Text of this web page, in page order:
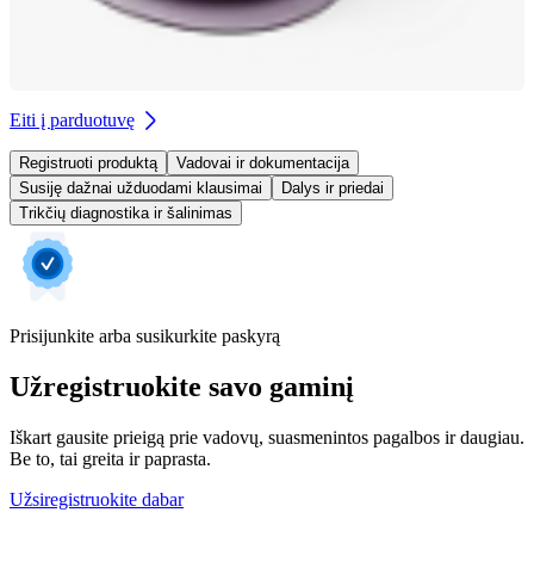
Eiti į parduotuvę
Registruoti produktą
Vadovai ir dokumentacija
Susiję dažnai užduodami klausimai
Dalys ir priedai
Trikčių diagnostika ir šalinimas
Prisijunkite arba susikurkite paskyrą
Užregistruokite savo gaminį
Iškart gausite prieigą prie vadovų, suasmenintos pagalbos ir daugiau.
Be to, tai greita ir paprasta.
Užsiregistruokite dabar